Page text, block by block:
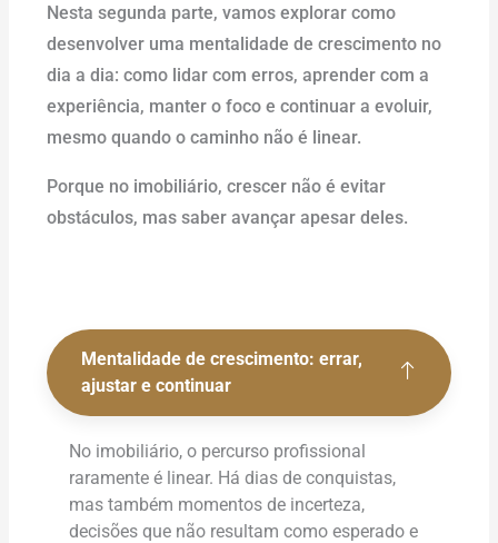
Nesta segunda parte, vamos explorar como
desenvolver uma mentalidade de crescimento no
dia a dia: como lidar com erros, aprender com a
experiência, manter o foco e continuar a evoluir,
mesmo quando o caminho não é linear.
Porque no imobiliário, crescer não é evitar
obstáculos, mas saber avançar apesar deles.
Mentalidade de crescimento: errar,
ajustar e continuar
No imobiliário, o percurso profissional
raramente é linear. Há dias de conquistas,
mas também momentos de incerteza,
decisões que não resultam como esperado e